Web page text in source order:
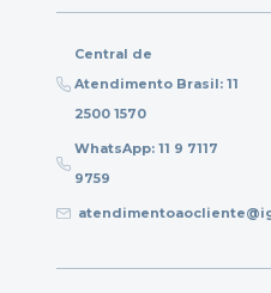
Central de
Atendimento Brasil: 11
2500 1570
WhatsApp: 11 9 7117
9759